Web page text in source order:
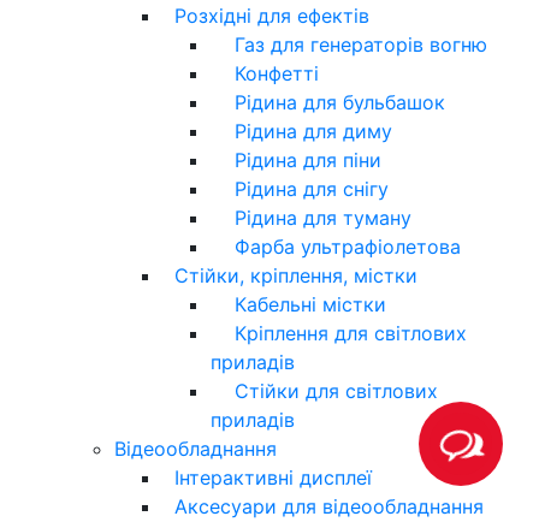
Розхідні для ефектів
Газ для генераторів вогню
Конфетті
Рідина для бульбашок
Рідина для диму
Рідина для піни
Рідина для снігу
Рідина для туману
Фарба ультрафіолетова
Стійки, кріплення, містки
Кабельні містки
Кріплення для світлових
приладів
Стійки для світлових
приладів
Відеообладнання
Інтерактивні дисплеї
Аксесуари для відеообладнання